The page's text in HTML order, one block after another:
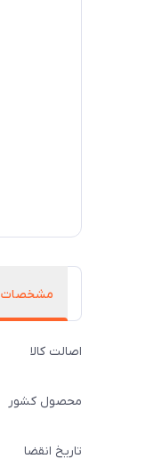
مشخصات
اصالت کالا
محصول کشور
تاریخ انقضا